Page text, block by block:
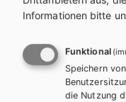
(10:12)
Track 3/
Eine Vila
(7:29)
Informationen bitte
Funktional
Speichern
die Nutzung